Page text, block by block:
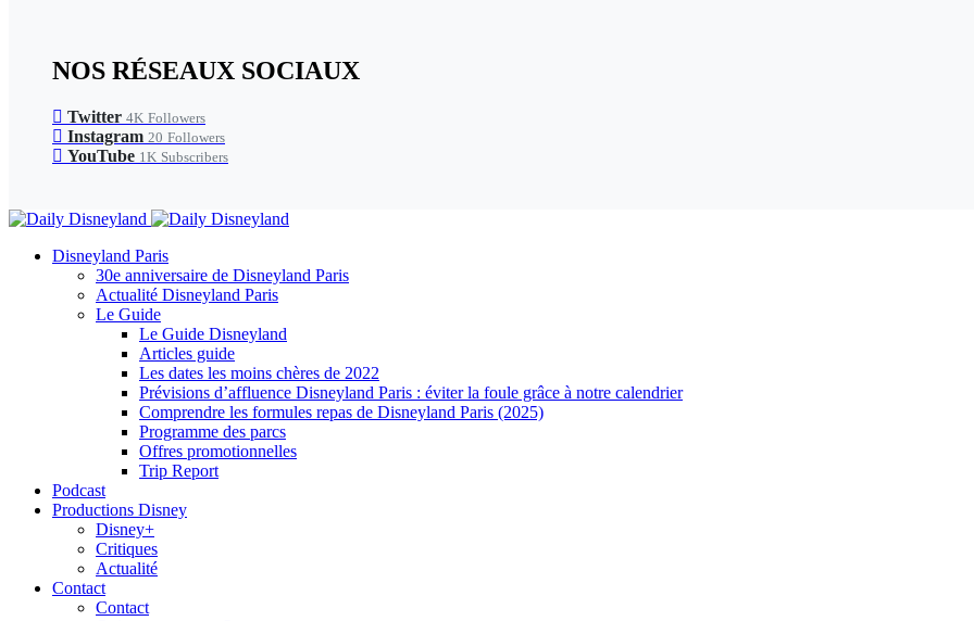
NOS RÉSEAUX SOCIAUX
Twitter 4K Followers
Instagram 20 Followers
YouTube 1K Subscribers
Disneyland Paris
30e anniversaire de Disneyland Paris
Actualité Disneyland Paris
Le Guide
Le Guide Disneyland
Articles guide
Les dates les moins chères de 2022
Prévisions d’affluence Disneyland Paris : éviter la foule grâce à notre calendrier
Comprendre les formules repas de Disneyland Paris (2025)
Programme des parcs
Offres promotionnelles
Trip Report
Podcast
Productions Disney
Disney+
Critiques
Actualité
Contact
Contact